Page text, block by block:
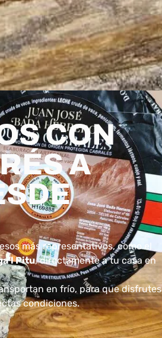
CON
A
más representativos, como el
Pitu, directamente a tu casa en
en frío, para que disfrutes
condiciones.